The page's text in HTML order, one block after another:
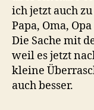
ich jetzt auch
Papa, Oma,
Die Sache mit
weil es jetzt
kleine
auch besser.